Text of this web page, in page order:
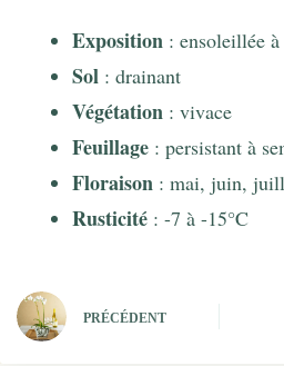
Exposition : ensoleillée
Sol : drainant
Végétation : vivace
Feuillage : persistant à
Floraison : mai, juin,
Rusticité : -7 à -15°C
PRÉCÉDENT